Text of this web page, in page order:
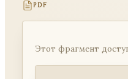
PDF
Этот фрагмент